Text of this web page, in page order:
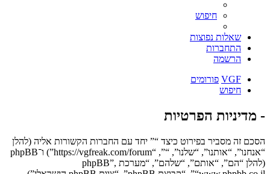
חיפוש
שאלות נפוצות
התחברות
הרשמה
VGF פורומים
חיפוש
- מדיניות הפרטיות
הסכם זה מסביר בפירוט כיצד “” יחד עם החברות הקשורות אליה (להלן
“אנחנו”, “אותנו”, “שלנו”, “”, “https://vgfreak.com/forum”) ו־phpBB
(להלן “הם”, “אותם”, “שלהם”, “מערכת phpBB”,